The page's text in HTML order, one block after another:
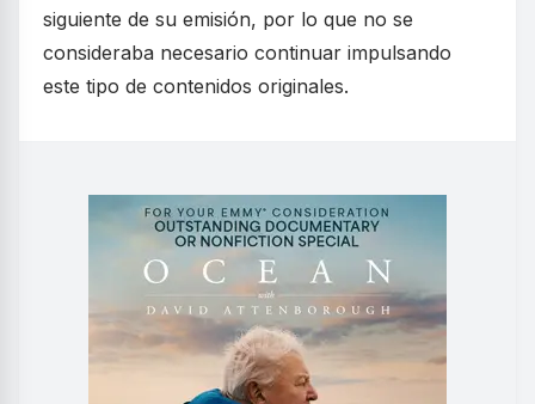
siguiente de su emisión, por lo que no se
consideraba necesario continuar impulsando
este tipo de contenidos originales.